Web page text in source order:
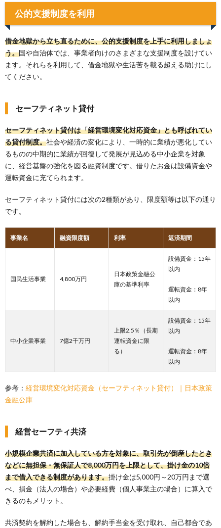
公的支援制度を利用
借金地獄から立ち直るために、公的支援制度を上手に利用しましょ
う。国や自治体では、事業者向けのさまざまな支援制度を設けてい
ます。それらを利用して、借金地獄や生活苦を載る超える助けにし
てください。
セーフティネット貸付
セーフティネット貸付は「経営環境変化対応資金」とも呼ばれてい
る貸付制度。社会や経済の変化により、一時的に業績が悪化してい
るものの中期的に業績が回復して発展が見込める中小企業を対象
に、経営基盤の強化を図る融資制度です。借りたお金は設備資金や
運転資金に充てられます。
セーフティネット貸付には次の2種類があり、限度額等は以下の通り
です。
事業名 融資限度額 利率 返済期間
国民生活事業 4,800万円
日本政策金融公
庫の基準利率
設備資金：15年
以内
運転資金：8年
以内
中小企業事業 7億2千万円
上限2.5％（長期
運転資金に限
る）
設備資金：15年
以内
運転資金：8年
以内
参考： 経営環境変化対応資金（セーフティネット貸付）｜日本政策
金融公庫
経営セーフティ共済
小規模企業共済に加入している方を対象に、取引先が倒産したとき
などに無担保・無保証人で8,000万円を上限として、掛け金の10倍
まで借入できる制度があります。掛け金は5,000円～20万円まで選
べ、損金（法人の場合）や必要経費（個人事業主の場合）に算入で
きるのもメリット。
共済契約を解約した場合も、解約手当金を受け取れ、自己都合であ